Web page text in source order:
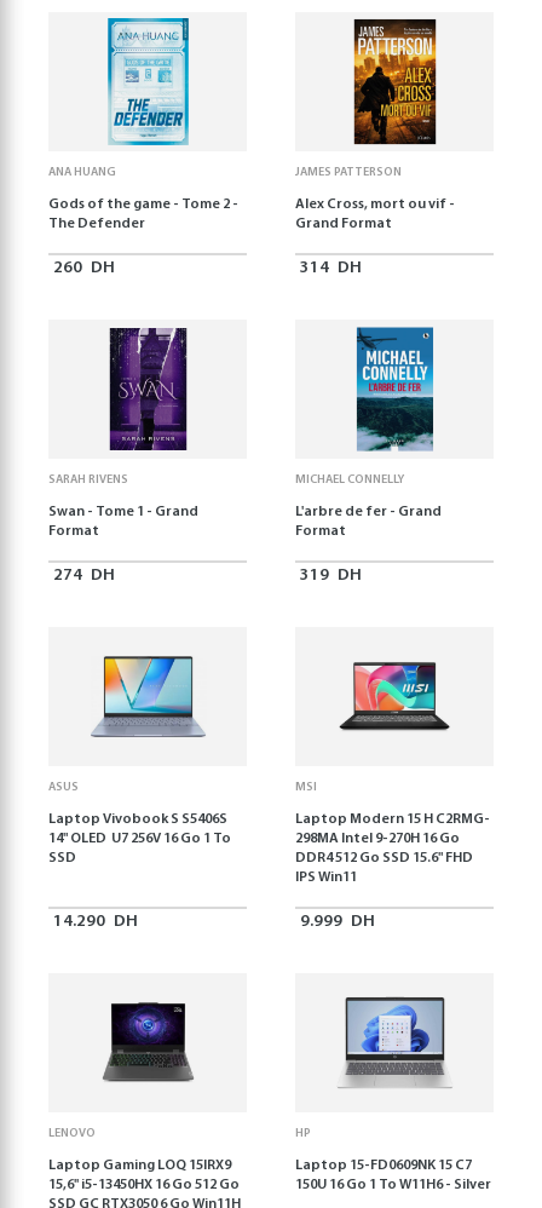
ANA HUANG
Gods of the game - Tome 2 -
The Defender
260 DH
JAMES PATTERSON
Alex Cross, mort ou vif -
Grand Format
314 DH
SARAH RIVENS
Swan - Tome 1 - Grand
Format
274 DH
MICHAEL CONNELLY
L'arbre de fer - Grand
Format
319 DH
ASUS
Laptop Vivobook S S5406S
14" OLED U7 256V 16 Go 1 To
SSD
14.290 DH
MSI
Laptop Modern 15 H C2RMG-
298MA Intel 9-270H 16 Go
DDR4 512 Go SSD 15.6" FHD
IPS Win11
9.999 DH
LENOVO
Laptop Gaming LOQ 15IRX9
15,6'' i5-13450HX 16 Go 512 Go
SSD GC RTX3050 6 Go Win11H
HP
Laptop 15-FD0609NK 15 C7
150U 16 Go 1 To W11H6 - Silver